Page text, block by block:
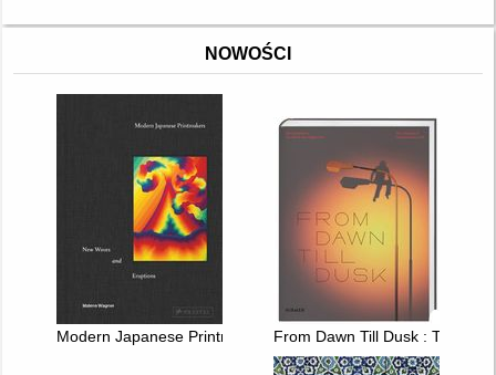
NOWOŚCI
Modern Japanese Printmakers : New Waves and Eruptions
From Dawn Till Dusk : The